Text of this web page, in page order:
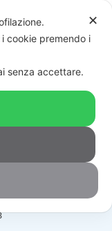
/TELECAMERE/DS-
✕
cookie premendo i
senza accettare.